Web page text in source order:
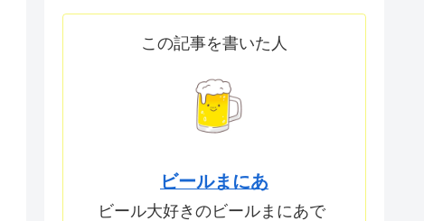
この記事を書いた人
ビールまにあ
ビール大好きのビールまにあで